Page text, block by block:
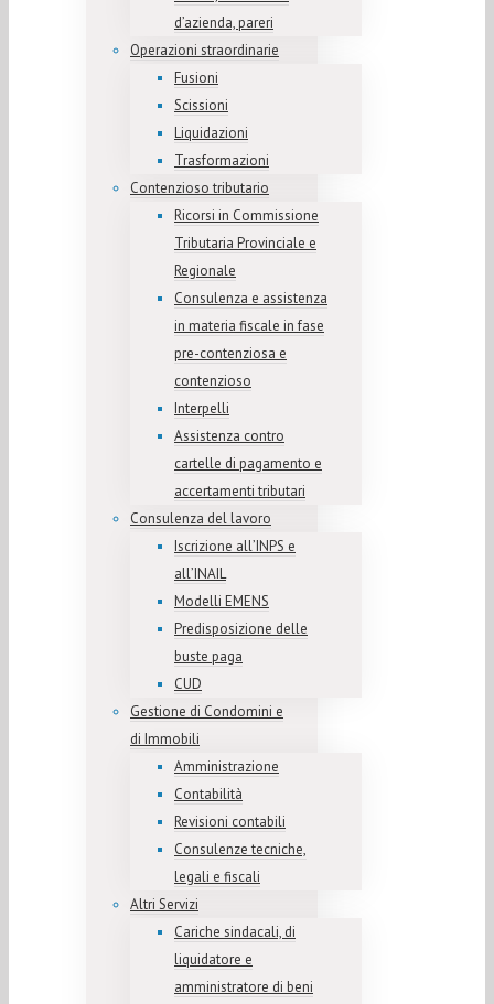
d’azienda, pareri
Operazioni straordinarie
Fusioni
Scissioni
Liquidazioni
Trasformazioni
Contenzioso tributario
Ricorsi in Commissione
Tributaria Provinciale e
Regionale
Consulenza e assistenza
in materia fiscale in fase
pre-contenziosa e
contenzioso
Interpelli
Assistenza contro
cartelle di pagamento e
accertamenti tributari
Consulenza del lavoro
Iscrizione all’INPS e
all’INAIL
Modelli EMENS
Predisposizione delle
buste paga
CUD
Gestione di Condomini e
di Immobili
Amministrazione
Contabilità
Revisioni contabili
Consulenze tecniche,
legali e fiscali
Altri Servizi
Cariche sindacali, di
liquidatore e
amministratore di beni